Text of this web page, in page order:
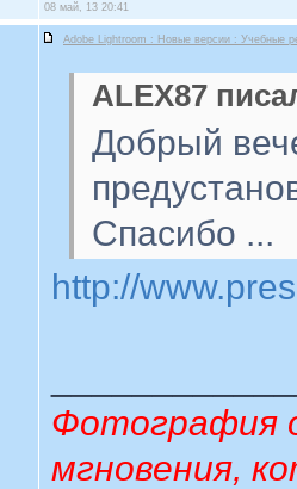
08 май, 13 20:41
Adobe Lightroom : Новые версии : Учебные
ALEX87
Добрый
Спасибо ...
http://
Фотография
мгновения,